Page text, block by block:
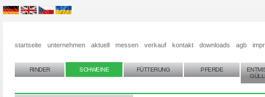
startseite unternehmen aktuell messen verkauf kontakt downloads agb
RINDER SCHWEINE FÜTTERUNG PFERDE